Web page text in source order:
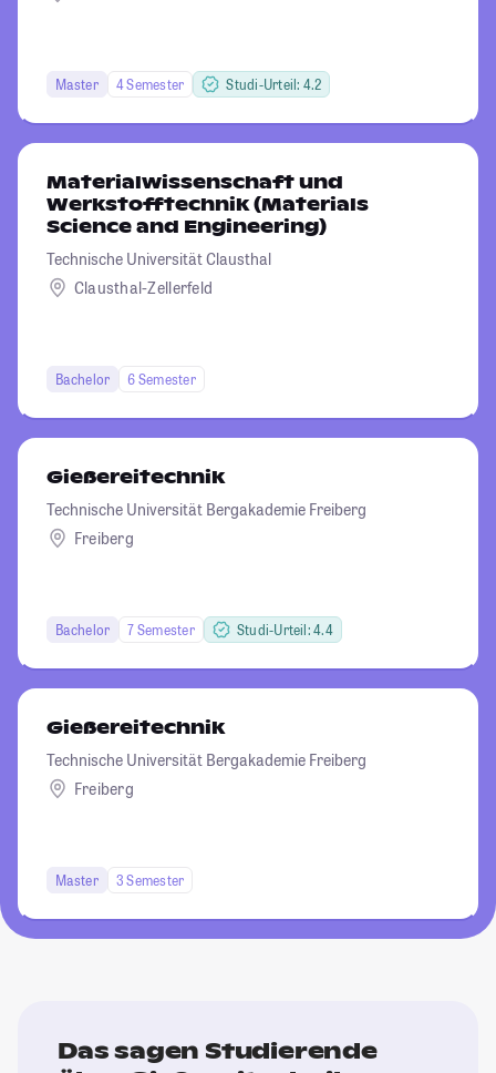
Master 4 Semester Studi-Urteil: 4.2
Materialwissenschaft und
Werkstofftechnik (Materials
Science and Engineering)
Technische Universität Clausthal
Clausthal-Zellerfeld
Bachelor 6 Semester
Gießereitechnik
Technische Universität Bergakademie Freiberg
Freiberg
Bachelor 7 Semester Studi-Urteil: 4.4
Gießereitechnik
Technische Universität Bergakademie Freiberg
Freiberg
Master 3 Semester
Das sagen Studierende